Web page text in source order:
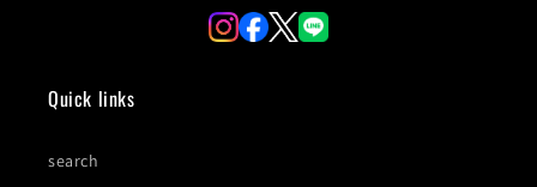
Quick links
search